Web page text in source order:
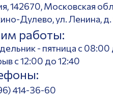
142670, Московская
Дулево, ул. Ленина, д.
работы:
- пятница с 08:00
с 12:00 до 12:40
414-36-60